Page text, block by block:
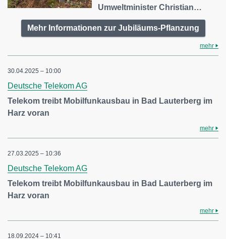
Umweltminister Christian…
Mehr Informationen zur Jubiläums-Pflanzung
mehr
30.04.2025 – 10:00
Deutsche Telekom AG
Telekom treibt Mobilfunkausbau in Bad Lauterberg im
Harz voran
mehr
27.03.2025 – 10:36
Deutsche Telekom AG
Telekom treibt Mobilfunkausbau in Bad Lauterberg im
Harz voran
mehr
18.09.2024 – 10:41